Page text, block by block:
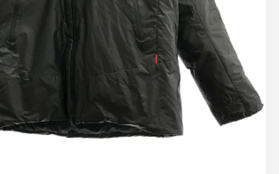
詳しく見る